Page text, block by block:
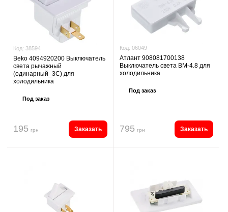
Код: 38594
Beko 4094920200 Выключатель
света рычажный
(одинарный_3C) для
холодильника
Под заказ
195 грн Заказать
Код: 06049
Атлант 908081700138
Выключатель света ВМ-4.8 для
холодильника
Под заказ
795 грн Заказать